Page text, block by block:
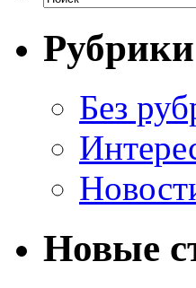
Рубрики
Без
Новые